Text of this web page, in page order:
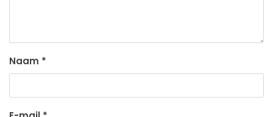
Naam *